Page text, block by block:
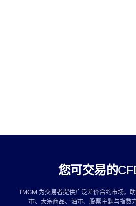
您可交易的
TMGM 为交易者提供广泛差价合约市场。
市、大宗商品、油市、股票主题与指数